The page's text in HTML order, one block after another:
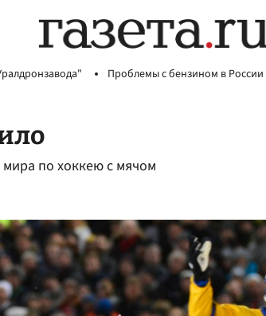
Проблемы с бензином в России
по хоккею с мячом